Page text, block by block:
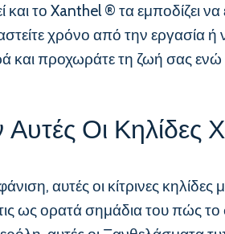
και το Xanthel ® τα
χρόνο από την εργασία
προχωράτε τη ζωή σας ενώ
Οι Κηλίδες
αυτές οι κίτρινες
ως ορατά σημάδια του πώς